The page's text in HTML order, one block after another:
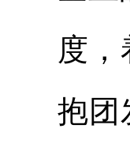
度
抱团